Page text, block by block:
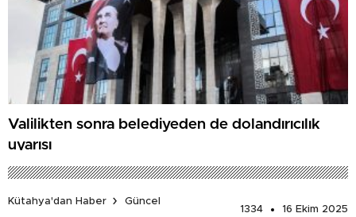
Valilikten sonra belediyeden de dolandırıcılık
uyarısı
Kütahya'dan Haber
Güncel
1334
16 Ekim 2025